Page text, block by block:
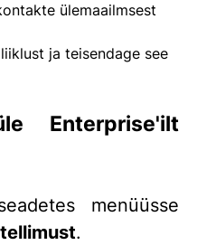
ülemaailmsest
ja teisendage see
Enterprise'ilt
menüüsse
.